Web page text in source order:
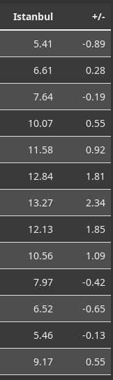
Istanbul +/-
5.41
-0.89
6.61
0.28
7.64
-0.19
10.07
0.55
11.58
0.92
12.84
1.81
13.27
2.34
12.13
1.85
10.56
1.09
7.97
-0.42
6.52
-0.65
5.46
-0.13
9.17 0.55